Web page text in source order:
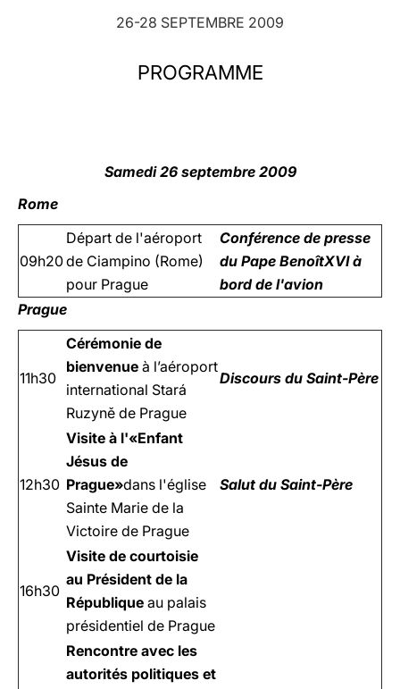
26-28 SEPTEMBRE 2009
PROGRAMME
Samedi 26 septembre 2009
Rome
09h20
Départ de l'aéroport
de Ciampino (Rome)
pour Prague
Conférence de presse
du Pape BenoîtXVI à
bord de l'avion
Prague
11h30
Cérémonie de
bienvenue à l’aéroport
international Stará
Ruzyně de Prague
Discours du Saint-Père
12h30
Visite à l'«Enfant
Jésus de
Prague»dans l'église
Sainte Marie de la
Victoire de Prague
Salut du Saint-Père
16h30
Visite de courtoisie
au Président de la
République au palais
présidentiel de Prague
Rencontre avec les
autorités politiques et